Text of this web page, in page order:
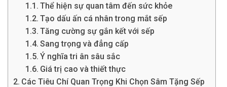
Thể hiện sự quan tâm đến sức khỏe
Tạo dấu ấn cá nhân trong mắt sếp
Tăng cường sự gắn kết với sếp
Sang trọng và đẳng cấp
Ý nghĩa tri ân sâu sắc
Giá trị cao và thiết thực
Các Tiêu Chí Quan Trọng Khi Chọn Sâm Tặng Sếp